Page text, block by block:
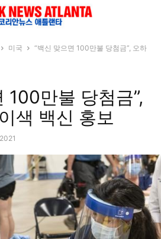
미국
“백신 맞으면 100만불 당첨금”, 오하
100만불 당첨금”,
색 백신 홍보